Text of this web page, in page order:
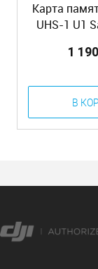
Карта
UHS-1 U1
Class 10,
1
В